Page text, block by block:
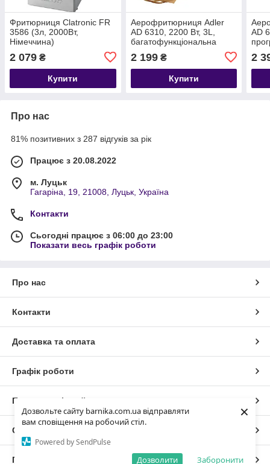
Дозвольте сайту barnika.com.ua відправляти
вам сповіщення на робочий стіл.
Powered by SendPulse
Заборонити
Дозволити
×
Фритюрниця Clatronic FR
3586 (3л, 2000Вт,
Німеччина)
2 079 ₴
Купити
Аерофритюрниця Adler
AD 6310, 2200 Вт, 3L,
багатофункціональна
2 199₴
Купити
AD
2
Про нас
81% позитивних з 287 відгуків за рік
Працює з 20.08.2022
м. Луцьк
Гагаріна, 19, 21008, Луцьк, Україна
Контакти
Сьогодні працює з 06:00 до 23:00
Показати весь графік роботи
Про нас
Контакти
Доставка та оплата
Графік роботи
Повна версія сайту
Сайт створено на маркетплейсі
Політика конфіденційності